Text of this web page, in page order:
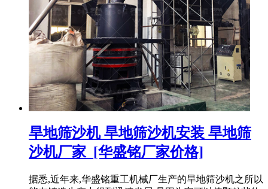
旱地筛沙机 旱地筛沙机安装 旱地筛
沙机厂家_[华盛铭厂家价格]
据悉,近年来,华盛铭重工机械厂生产的旱地筛沙机之所以